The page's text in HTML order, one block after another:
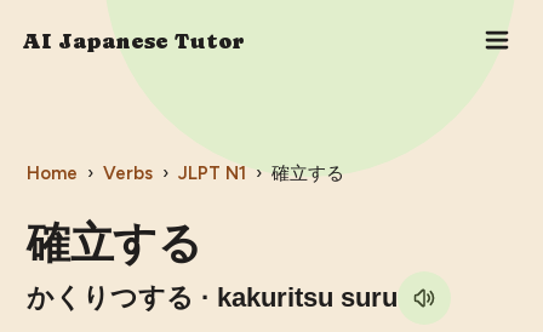
AI Japanese Tutor
Home › Verbs › JLPT N1 › 確立する
確立する
かくりつする · kakuritsu suru